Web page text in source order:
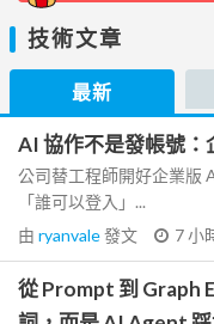
技術文章
最新
AI 協作不是發帳號
公司替工程師開好企業版
「誰可以登入」...
由 ryanvale發文 7 小
從 Prompt 到 Graph